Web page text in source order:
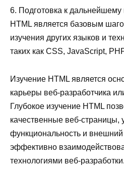
6. Подготовка к дальнейшему
HTML является базовым
изучения других языков и
таких как CSS, JavaScript,
Изучение HTML является
карьеры веб-разработчика
Глубокое изучение HTML
качественные веб-страницы,
функциональность и
эффективно
технологиями веб-разработки.